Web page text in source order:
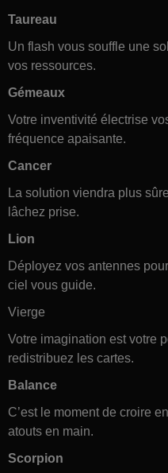
Taureau
Un flash vous souffle une
vos ressources.
Gémeaux
Votre inventivité électrise
fréquence apaisante.
Cancer
La solution viendra plus
lâchez prise.
Lion
Déployez vos antennes
ciel vous guide.
Vierge
Votre imagination est votre
redistribuez les cartes.
Balance
C’est le moment de croire
atouts en main.
Scorpion